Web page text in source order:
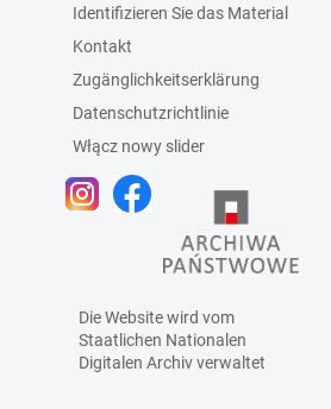
Identifizieren Sie das Material
Kontakt
Zugänglichkeitserklärung
Datenschutzrichtlinie
Włącz nowy slider
Die Website wird vom
Staatlichen Nationalen
Digitalen Archivverwaltet